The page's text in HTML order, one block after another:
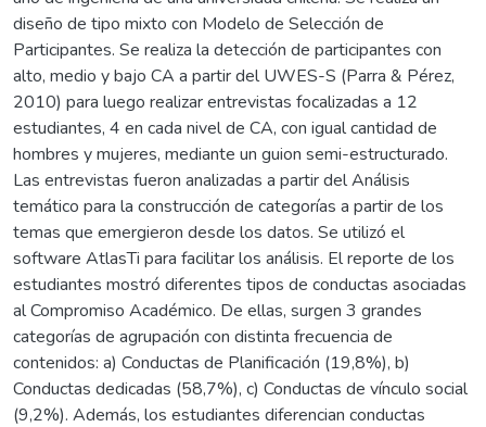
diseño de tipo mixto con Modelo de Selección de
Participantes. Se realiza la detección de participantes con
alto, medio y bajo CA a partir del UWES-S (Parra & Pérez,
2010) para luego realizar entrevistas focalizadas a 12
estudiantes, 4 en cada nivel de CA, con igual cantidad de
hombres y mujeres, mediante un guion semi-estructurado.
Las entrevistas fueron analizadas a partir del Análisis
temático para la construcción de categorías a partir de los
temas que emergieron desde los datos. Se utilizó el
software AtlasTi para facilitar los análisis. El reporte de los
estudiantes mostró diferentes tipos de conductas asociadas
al Compromiso Académico. De ellas, surgen 3 grandes
categorías de agrupación con distinta frecuencia de
contenidos: a) Conductas de Planificación (19,8%), b)
Conductas dedicadas (58,7%), c) Conductas de vínculo social
(9,2%). Además, los estudiantes diferencian conductas